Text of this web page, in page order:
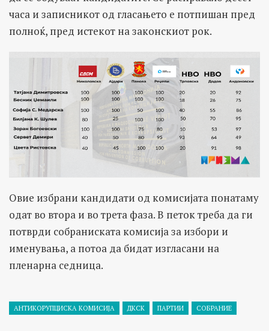
часа и записникот од гласањето е потпишан пред
полноќ, пред истекот на законскиот рок.
Овие избрани кандидати од комисијата понатаму
одат во втора и во трета фаза. В петок треба да ги
потврди собраниската комисија за избори и
именувања, а потоа да бидат изгласани на
пленарна седница.
АНТИКОРУПЦИСКА КОМИСИЈА ДКСК ПАРТИИ СОБРАНИЕ